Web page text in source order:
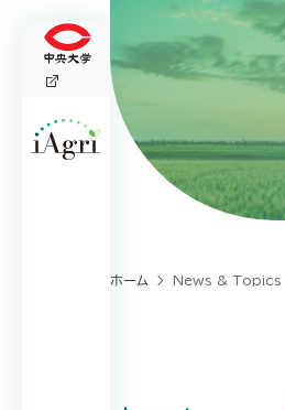
ホーム News & Topics